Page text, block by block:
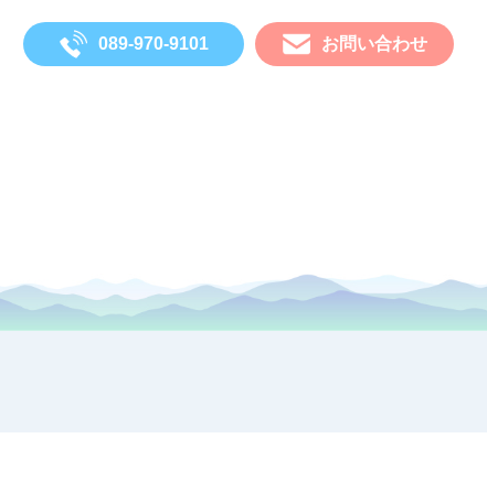
089-970-9101 お問い合わせ